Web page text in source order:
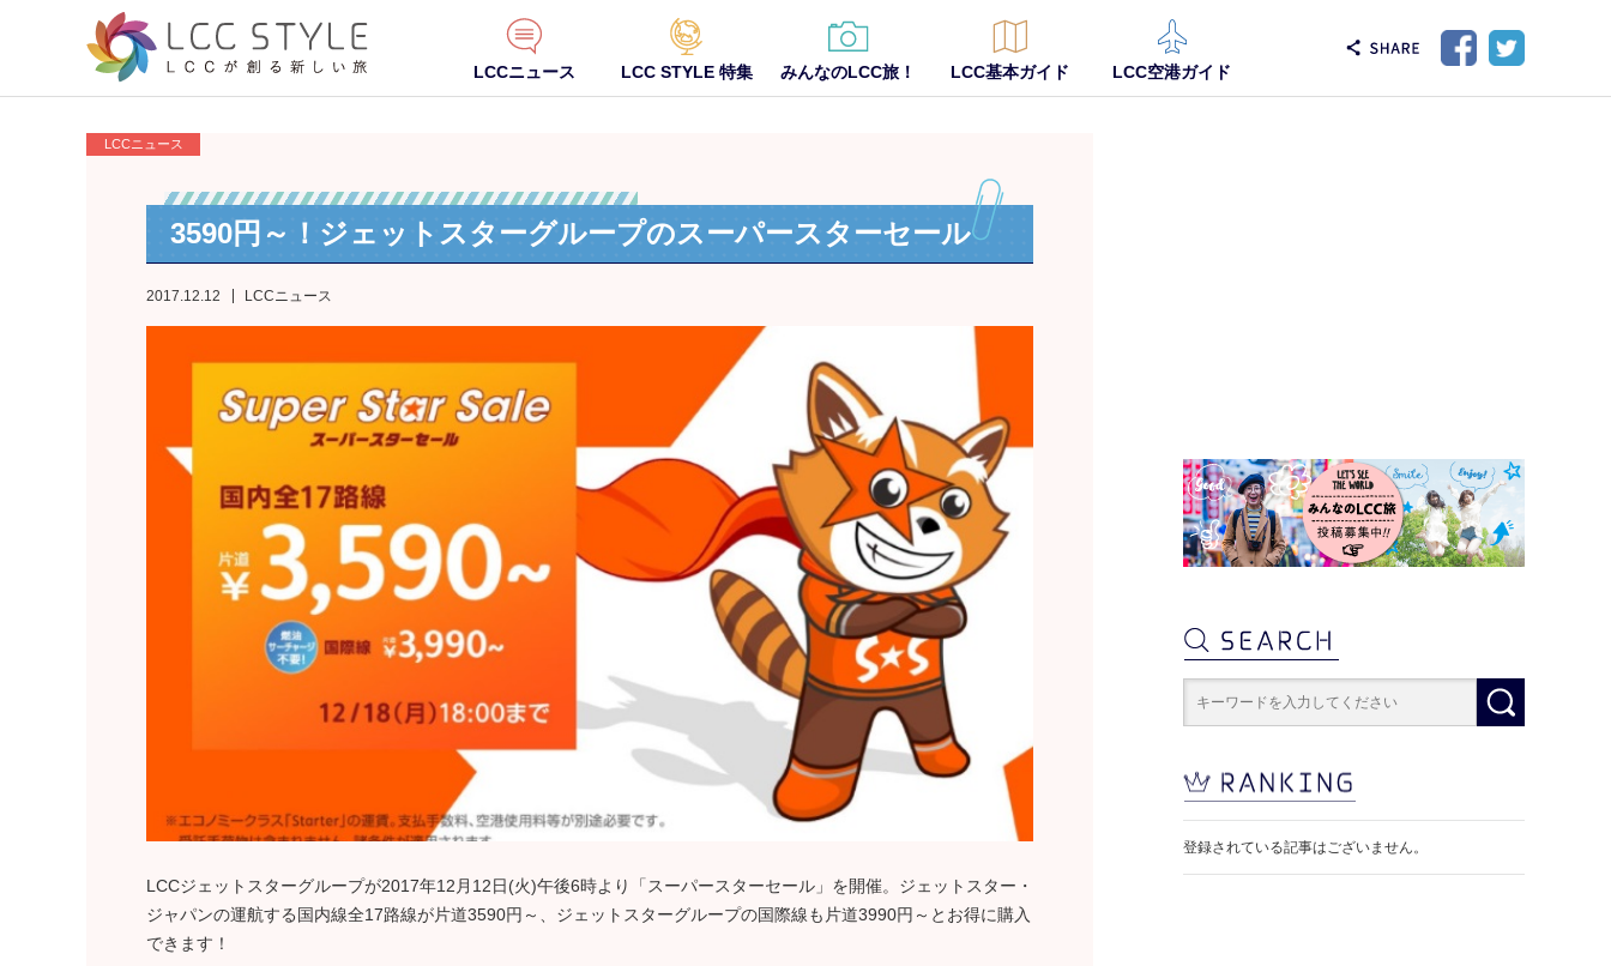
LCCニュース LCC STYLE 特集 みんなのLCC旅！ LCC基本ガイド LCC空港ガイド
LCCニュース
3590円～！ジェットスターグループのスーパースターセール
2017.12.12 LCCニュース
LCCジェットスターグループが2017年12月12日(火)午後6時より「スーパースターセール」を開催。ジェットスター・
ジャパンの運航する国内線全17路線が片道3590円～、ジェットスターグループの国際線も片道3990円～とお得に購入
できます！
登録されている記事はございません。